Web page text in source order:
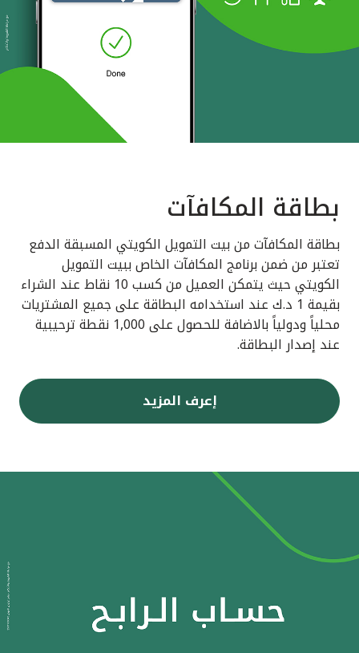
بطاقة المكافآت
بطاقة المكافآت من بيت التمويل الكويتي المسبقة الدفع
تعتبر من ضمن برنامج المكافآت الخاص ببيت التمويل
الكويتي حيث يتمكن العميل من كسب 10 نقاط عند الشراء
بقيمة 1 د.ك عند استخدامه البطاقة على جميع المشتريات
محلياً ودولياً بالاضافة للحصول على 1,000 نقطة ترحيبية
عند إصدار البطاقة.
إعرف المزيد